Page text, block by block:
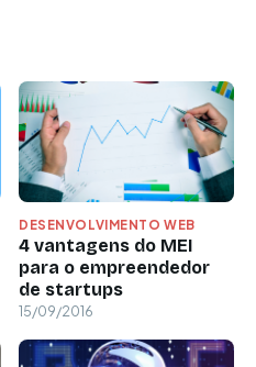
DESENVOLVIMENTO WEB
4 vantagens do MEI
para o empreendedor
de startups
15/09/2016